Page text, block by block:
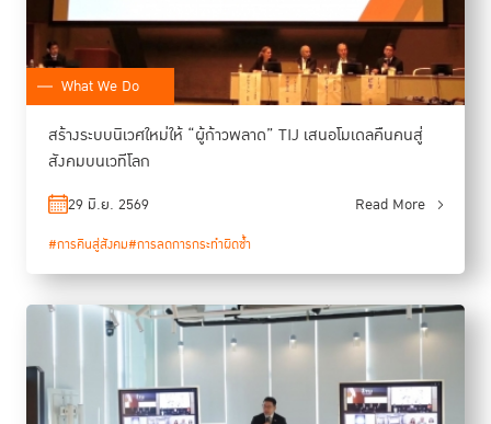
What We Do
สร้างระบบนิเวศใหม่ให้ “ผู้ก้าวพลาด” TIJ เสนอโมเดลคืนคนสู่
สังคมบนเวทีโลก
29 มิ.ย. 2569 Read More
#การคืนสู่สังคม#การลดการกระทำผิดซ้ำ